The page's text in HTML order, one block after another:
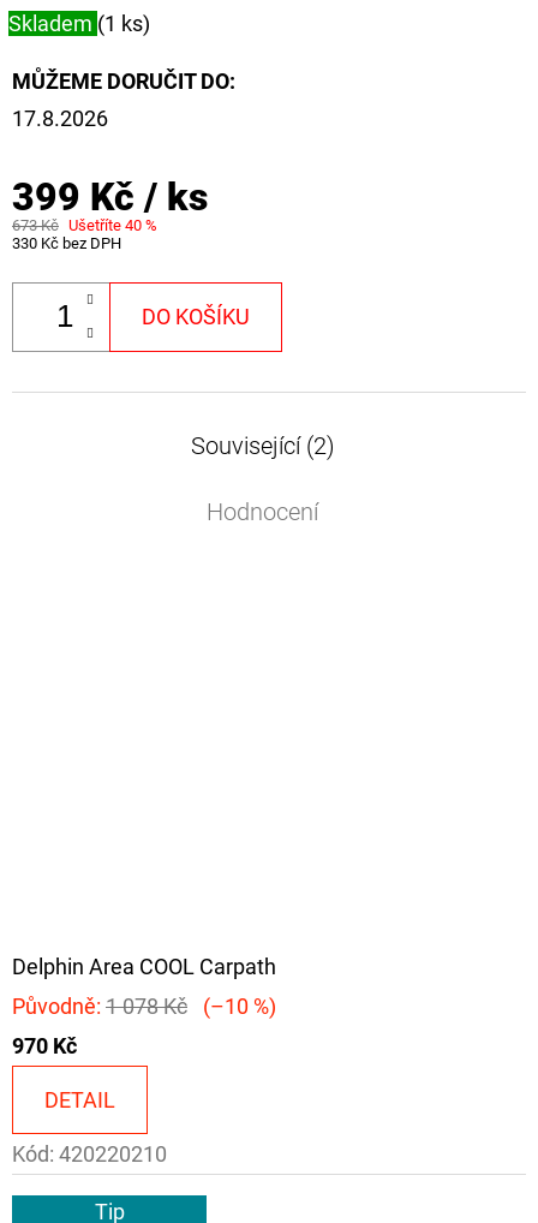
Skladem (1 ks)
MŮŽEME DORUČIT DO:
17.8.2026
399 Kč / ks
673 Kč Ušetříte 40 %
330 Kč bez DPH
DO KOŠÍKU
Související (2)
Hodnocení
Delphin Area COOL Carpath
Původně: 1 078 Kč
(–10 %)
970 Kč
DETAIL
Kód: 420220210
Tip